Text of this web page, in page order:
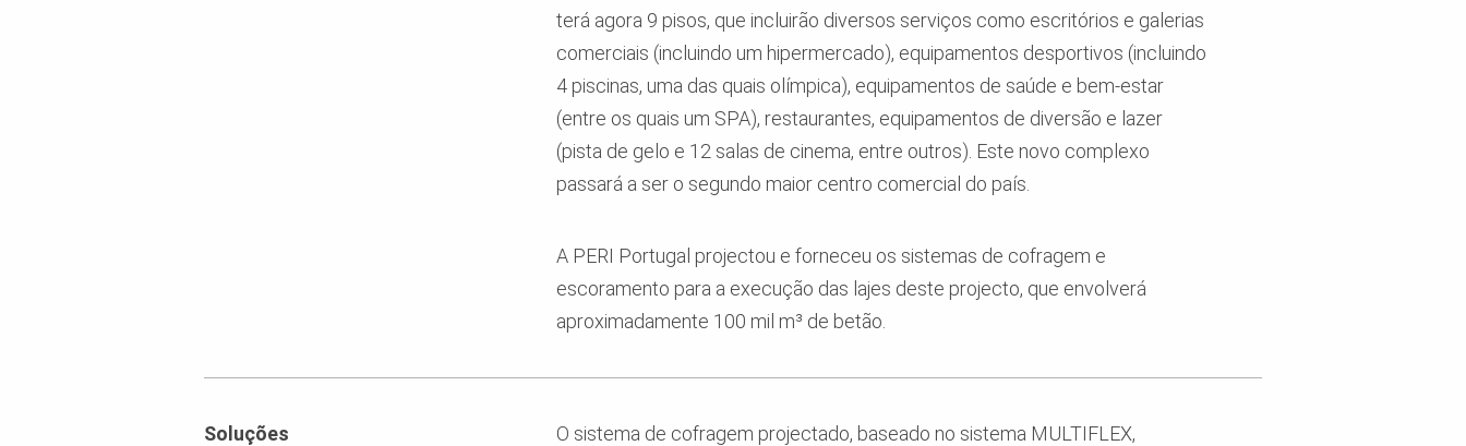
terá agora 9 pisos, que incluirão diversos serviços como escritórios e galerias
comerciais (incluindo um hipermercado), equipamentos desportivos (incluindo
4 piscinas, uma das quais olímpica), equipamentos de saúde e bem-estar
(entre os quais um SPA), restaurantes, equipamentos de diversão e lazer
(pista de gelo e 12 salas de cinema, entre outros). Este novo complexo
passará a ser o segundo maior centro comercial do país.
A PERI Portugal projectou e forneceu os sistemas de cofragem e
escoramento para a execução das lajes deste projecto, que envolverá
aproximadamente 100 mil m³ de betão.
Soluções
O sistema de cofragem projectado, baseado no sistema MULTIFLEX,